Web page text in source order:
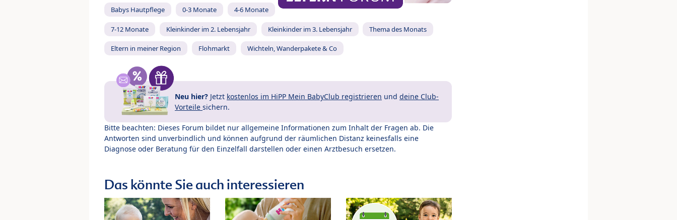
Babys Hautpflege 0-3 Monate 4-6 Monate
7-12 Monate Kleinkinder im 2. Lebensjahr Kleinkinder im 3. Lebensjahr Thema des Monats
Eltern in meiner Region Flohmarkt Wichteln, Wanderpakete & Co
Neu hier? Jetzt kostenlos im HiPP Mein BabyClub registrieren und deine Club-
Vorteile sichern.
Bitte beachten: Dieses Forum bildet nur allgemeine Informationen zum Inhalt der Fragen ab. Die
Antworten sind unverbindlich und können aufgrund der räumlichen Distanz keinesfalls eine
Diagnose oder Beratung für den Einzelfall darstellen oder einen Arztbesuch ersetzen.
Das könnte Sie auch interessieren